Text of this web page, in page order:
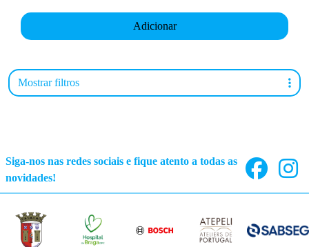
Adicionar
Mostrar filtros
Siga-nos nas redes sociais e fique atento a todas as
novidades!